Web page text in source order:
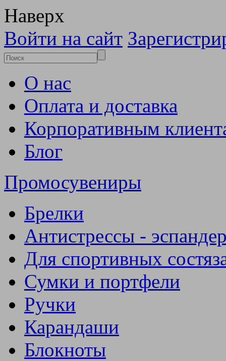
Наверх
Войти на сайт
О нас
Оплата и доставка
Корпоративным
Блог
Промосувениры
Брелки
Антистрессы -
Для спортивных
Сумки и портфели
Ручки
Карандаши
Блокноты